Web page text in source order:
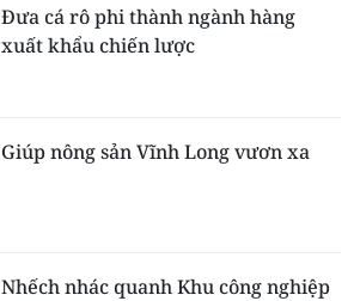
Đưa cá rô phi thành ngành hàng
xuất khẩu chiến lược
Giúp nông sản Vĩnh Long vươn xa
Nhếch nhác quanh Khu công nghiệp